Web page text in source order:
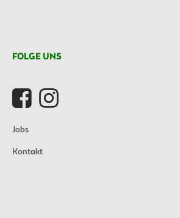
FOLGE UNS
Jobs
Kontakt